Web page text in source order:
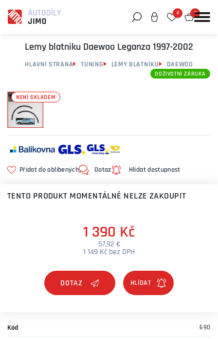
0 0
Lemy blatniku Daewoo Leganza 1997-2002
HLAVNÍ STRANA TUNING LEMY BLATNÍKU DAEWOO
NENÍ SKLADEM
DOŽIVOTNÍ ZÁRUKA
Přidat do oblíbených Dotaz Hlídat dostupnost
TENTO PRODUKT MOMENTÁLNĚ NELZE ZAKOUPIT
1 390 Kč
57,92 €
1 149 Kč bez DPH
DOTAZ
Kód 690
Můžeme vám pomoci něco najít?